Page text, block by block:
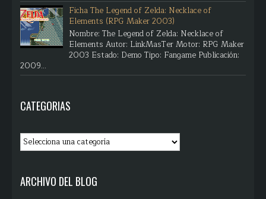
Ficha The Legend of Zelda: Necklace of
Elements (RPG Maker 2003)
Nombre: The Legend of Zelda: Necklace of
Elements Autor: LinkMasTer Motor: RPG Maker
2003 Estado: Demo Tipo: Fangame Publicación:
2009...
CATEGORIAS
ARCHIVO DEL BLOG